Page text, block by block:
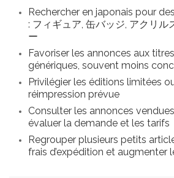
Rechercher en japonais pour
: フィギュア, 缶バッジ, アクリル
ー
Favoriser les annonces aux
génériques, souvent moins
Privilégier les éditions limitées
réimpression prévue
Consulter les annonces
évaluer la demande et les tarifs
Regrouper plusieurs petits
frais d’expédition et augmenter